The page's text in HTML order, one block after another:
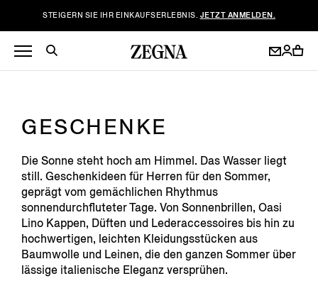
STEIGERN SIE IHR EINKAUFSERLEBNIS. JETZT ANMELDEN.
GESCHENKE
Die Sonne steht hoch am Himmel. Das Wasser liegt
still. Geschenkideen für Herren für den Sommer,
geprägt vom gemächlichen Rhythmus
sonnendurchfluteter Tage. Von Sonnenbrillen, Oasi
Lino Kappen, Düften und Lederaccessoires bis hin zu
hochwertigen, leichten Kleidungsstücken aus
Baumwolle und Leinen, die den ganzen Sommer über
lässige italienische Eleganz versprühen.